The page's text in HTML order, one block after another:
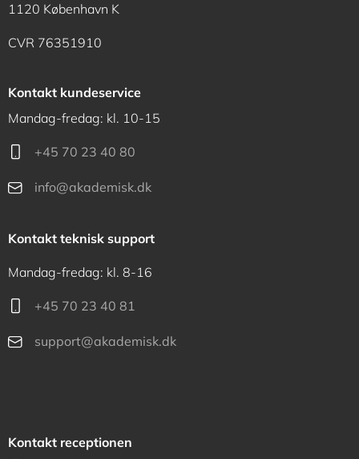
1120 København K
CVR 76351910
Kontakt kundeservice
Mandag-fredag: kl. 10-15
+45 70 23 40 80
info@akademisk.dk
Kontakt teknisk support
Mandag-fredag: kl. 8-16
+45 70 23 40 81
support@akademisk.dk
Kontakt receptionen